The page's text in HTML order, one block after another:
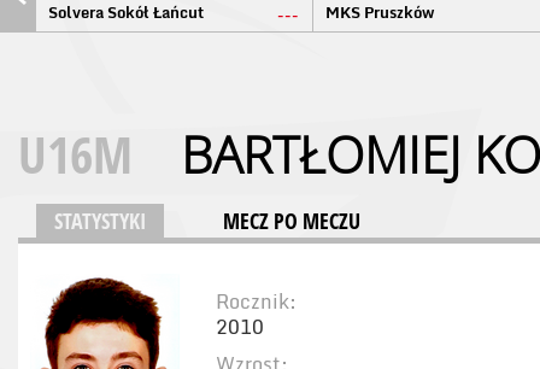
Solvera Sokół Łańcut
---
MKS Pruszków
U16M BARTŁOMIEJ
STATYSTYKI MECZ PO MECZU
Rocznik:
2010